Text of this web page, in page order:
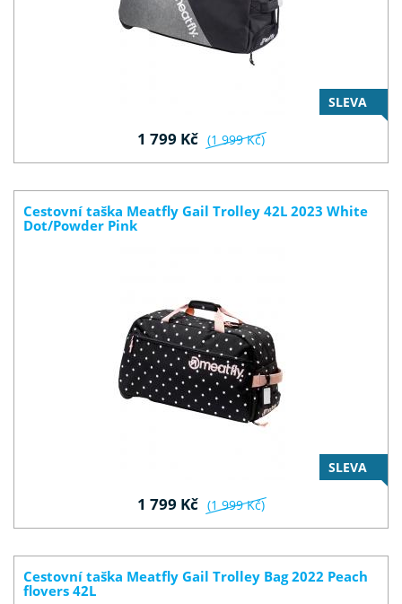
SLEVA
1 799 Kč (1 999 Kč)
Cestovní taška Meatfly Gail Trolley 42L 2023 White
Dot/Powder Pink
SLEVA
1 799 Kč (1 999 Kč)
Cestovní taška Meatfly Gail Trolley Bag 2022 Peach
flovers 42L